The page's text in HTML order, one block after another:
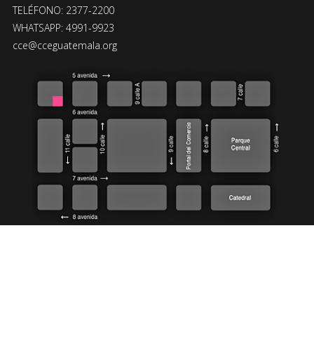
TELÉFONO: 2377-2200
WHATSAPP: 4991-9923
cce@cceguatemala.org